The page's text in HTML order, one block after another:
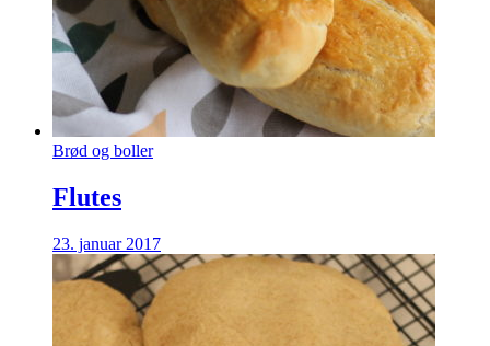
Brød og boller
Flutes
23. januar 2017